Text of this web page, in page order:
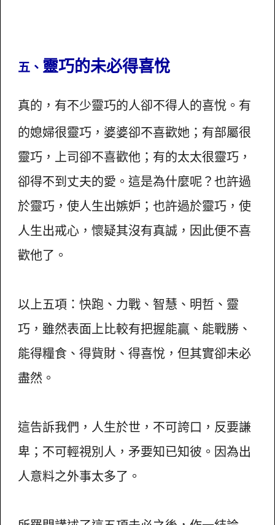
五、 靈巧的未必得喜悅
真的，有不少靈巧的人卻不得人的喜悅。有
的媳婦很靈巧，婆婆卻不喜歡她；有部屬很
靈巧，上司卻不喜歡他；有的太太很靈巧，
卻得不到丈夫的愛。這是為什麼呢？也許過
於靈巧，使人生出嫉妒；也許過於靈巧，使
人生出戒心，懷疑其沒有真誠，因此便不喜
歡他了。
以上五項：快跑、力戰、智慧、明哲、靈
巧，雖然表面上比較有把握能贏、能戰勝、
能得糧食、得貲財、得喜悅，但其實卻未必
盡然。
這告訴我們，人生於世，不可誇口，反要謙
卑；不可輕視別人，矛要知已知彼。因為出
人意料之外事太多了。